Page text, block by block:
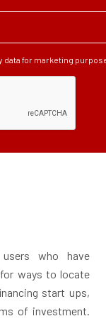
data for marketing
who have
ways to locate
start ups,
of investment.